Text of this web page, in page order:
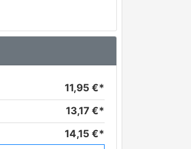
11,95 €*
13,17 €*
14,15 €*